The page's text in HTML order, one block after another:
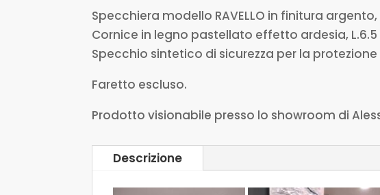
Specchiera modello RAVELLO in finitura argento,
Cornice in legno pastellato effetto ardesia, L.6.5
Specchio sintetico di sicurezza per la
Faretto escluso.
Prodotto visionabile presso lo showroom di
Descrizione